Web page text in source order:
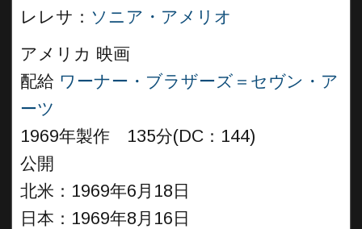
レレサ： ソニア・アメリオ
アメリカ 映画
配給 ワーナー・ブラザーズ＝セヴン・ア
ーツ
1969年製作 135分(DC：144)
公開
北米：1969年6月18日
日本：1969年8月16日